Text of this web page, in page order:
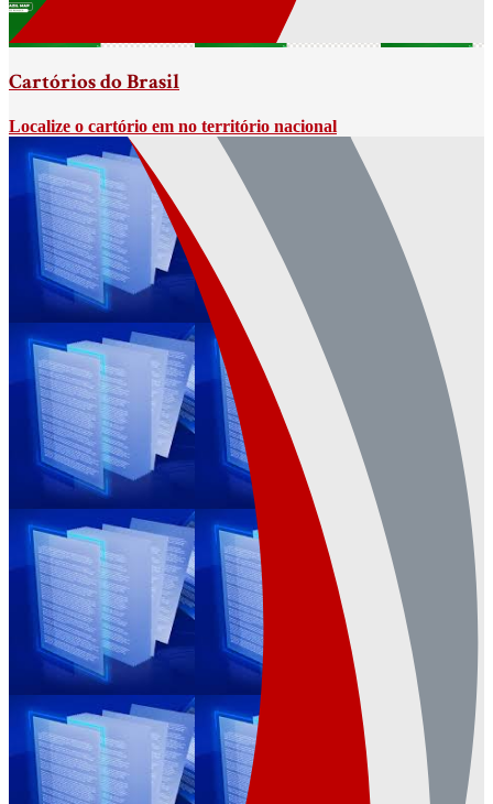
Cartórios do Brasil
Localize o cartório em no território nacional